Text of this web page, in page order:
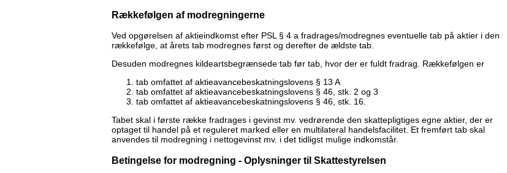
Rækkefølgen af modregningerne
Ved opgørelsen af aktieindkomst efter PSL § 4 a fradrages/modregnes eventuelle tab på aktier i den
rækkefølge, at årets tab modregnes først og derefter de ældste tab.
Desuden modregnes kildeartsbegrænsede tab før tab, hvor der er fuldt fradrag. Rækkefølgen er
tab omfattet af aktieavancebeskatningslovens § 13 A
tab omfattet af aktieavancebeskatningslovens § 46, stk. 2 og 3
tab omfattet af aktieavancebeskatningslovens § 46, stk. 16.
Tabet skal i første række fradrages i gevinst mv. vedrørende den skattepligtiges egne aktier, der er
optaget til handel på et reguleret marked eller en multilateral handelsfacilitet. Et fremført tab skal
anvendes til modregning i nettogevinst mv. i det tidligst mulige indkomstår.
Betingelse for modregning - Oplysninger til Skattestyrelsen